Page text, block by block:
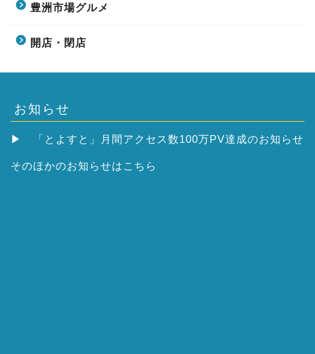
豊洲市場グルメ
開店・閉店
お知らせ
▶ 「とよすと」月間アクセス数100万PV達成のお知らせ
そのほかのお知らせはこちら